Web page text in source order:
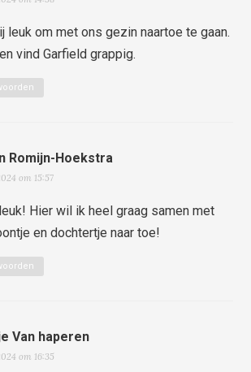
leuk om met ons gezin naartoe te gaan.
vind Garfield grappig.
Romijn-Hoekstra
om 15:57
Hier wil ik heel graag samen met
en dochtertje naar toe!
Van haperen
om 16:35